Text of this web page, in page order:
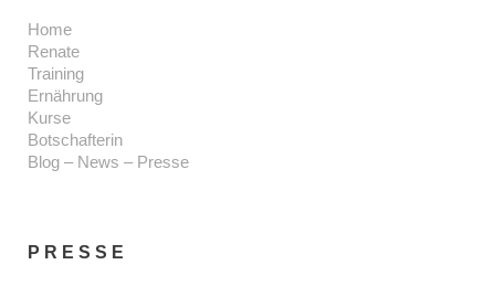
Home
Renate
Training
Ernährung
Kurse
Botschafterin
Blog – News – Presse
PRESSE